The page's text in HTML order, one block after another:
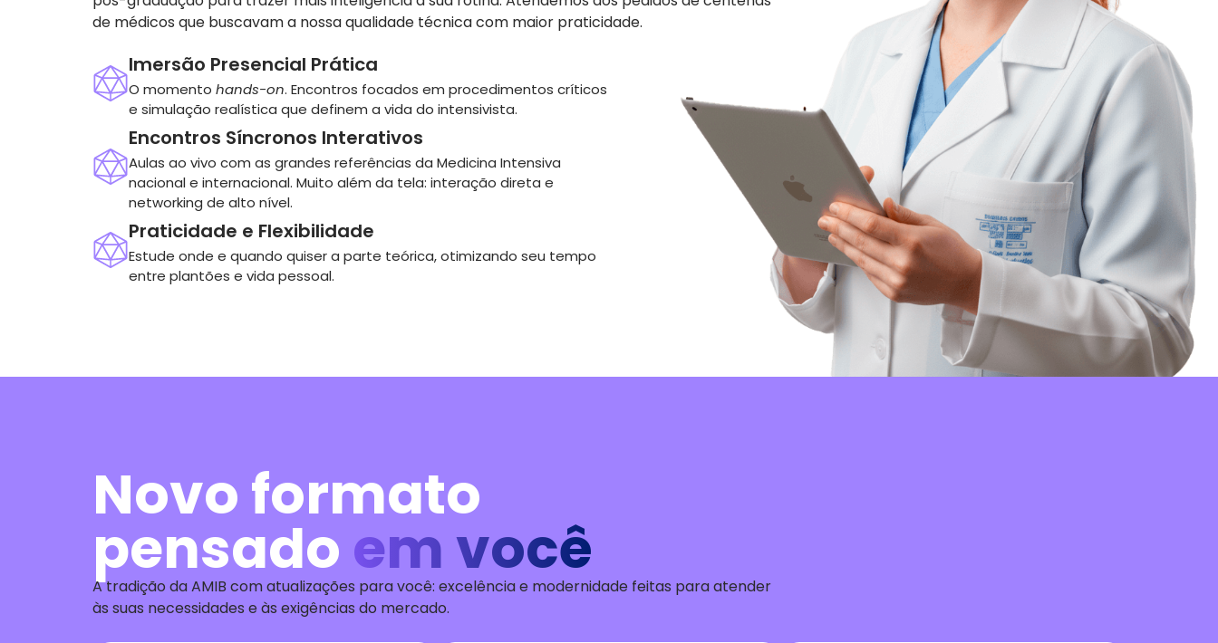
de médicos que buscavam a nossa qualidade técnica com maior praticidade.
Imersão Presencial Prática
O momento hands-on. Encontros focados em procedimentos críticos
e simulação realística que definem a vida do intensivista.
Encontros Síncronos Interativos
Aulas ao vivo com as grandes referências da Medicina Intensiva
nacional e internacional. Muito além da tela: interação direta e
networking de alto nível.
Praticidade e Flexibilidade
Estude onde e quando quiser a parte teórica, otimizando seu tempo
entre plantões e vida pessoal.
Novo formato
pensado em você
A tradição da AMIB com atualizações para você: excelência e modernidade feitas para atender
às suas necessidades e às exigências do mercado.